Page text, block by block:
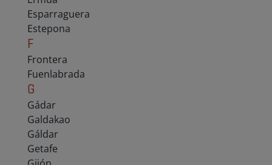
Esparraguera
Estepona
F
Frontera
Fuenlabrada
G
Gádar
Galdakao
Gáldar
Getafe